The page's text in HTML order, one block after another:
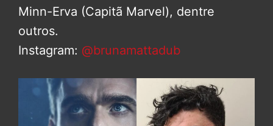
Minn-Erva (Capitã Marvel), dentre
outros.
Instagram: @brunamattadub